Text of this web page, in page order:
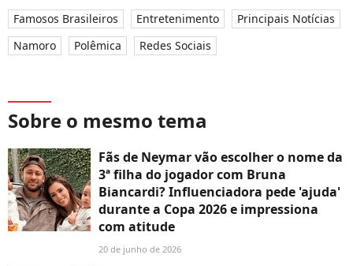
Famosos Brasileiros Entretenimento
Principais Notícias
Namoro
Polêmica Redes Sociais
Sobre o mesmo tema
Fãs de Neymar vão escolher o nome da
3ª filha do jogador com Bruna
Biancardi? Influenciadora pede 'ajuda'
durante a Copa 2026 e impressiona
com atitude
20 de junho de 2026